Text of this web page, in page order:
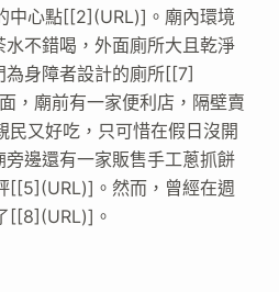
中心點[[2](URL)]。廟內環境
不錯喝，外面廁所大且乾淨
身障者設計的廁所[[7]
，廟前有一家便利店，隔壁賣
民又好吃，只可惜在假日沒開
邊還有一家販售手工蔥抓餅
[[5](URL)]。然而，曾經在週
[[8](URL)]。